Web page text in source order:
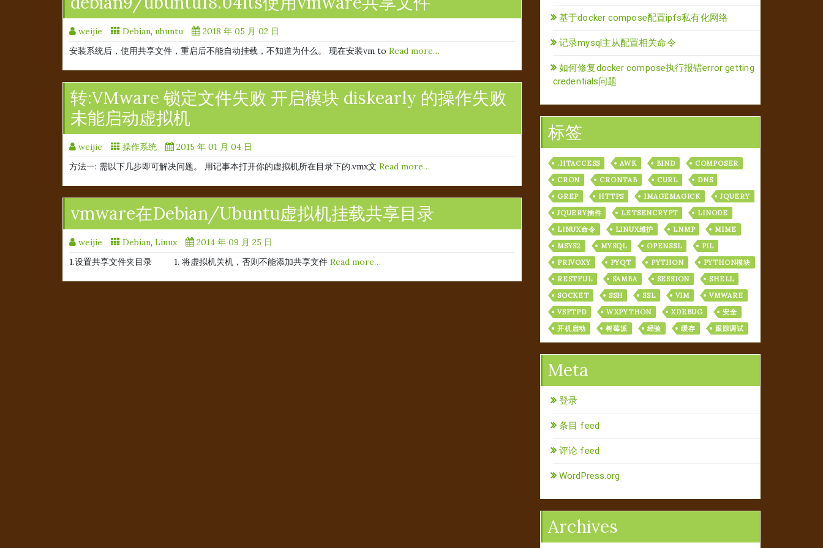
weijie Debian, ubuntu
2018 年 05 月 02 日
安装系统后，使用共享文件，重启后不能自动挂载，不知道为什么。 现在安装vm to Read more…
转:VMware 锁定文件失败 开启模块 diskearly 的操作失败
未能启动虚拟机
weijie 操作系统
2015 年 01 月 04 日
方法一: 需以下几步即可解决问题。 用记事本打开你的虚拟机所在目录下的.vmx文 Read more…
vmware在Debian/Ubuntu虚拟机挂载共享目录
weijie Debian, Linux
2014 年 09 月 25 日
1.设置共享文件夹目录 1. 将虚拟机关机，否则不能添加共享文件 Read more…
基于docker compose配置ipfs私有化网络
记录mysql主从配置相关命令
如何修复docker compose执行报错error getting
credentials问题
标签
.HTACCESS AWK BIND
COMPOSER
CRON
CRONTAB CURL
DNS
GREP
HTTPS IMAGEMAGICK
JQUERY
JQUERY插件
LETSENCRYPT
LINODE
LINUX命令
LINUX维护 LNMP
MIME
MSYS2
MYSQL OPENSSL
PIL
PRIVOXY
PYQT PYTHON
PYTHON模块
RESTFUL
SAMBA SESSION
SHELL
SOCKET
SSH SSL VIM
VMWARE
VSFTPD
WXPYTHON XDEBUG
安全
开机启动
树莓派 经验 缓存 跟踪调试
Meta
登录
条目 feed
评论 feed
WordPress.org
Archives